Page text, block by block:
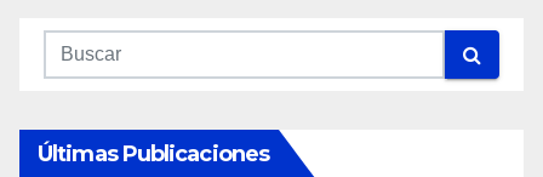
Últimas Publicaciones